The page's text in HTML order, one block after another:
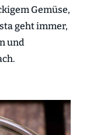
Gemüse,
geht immer,
und